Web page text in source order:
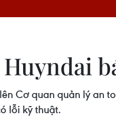
Cơ quan quản lý an
lỗi kỹ thuật.